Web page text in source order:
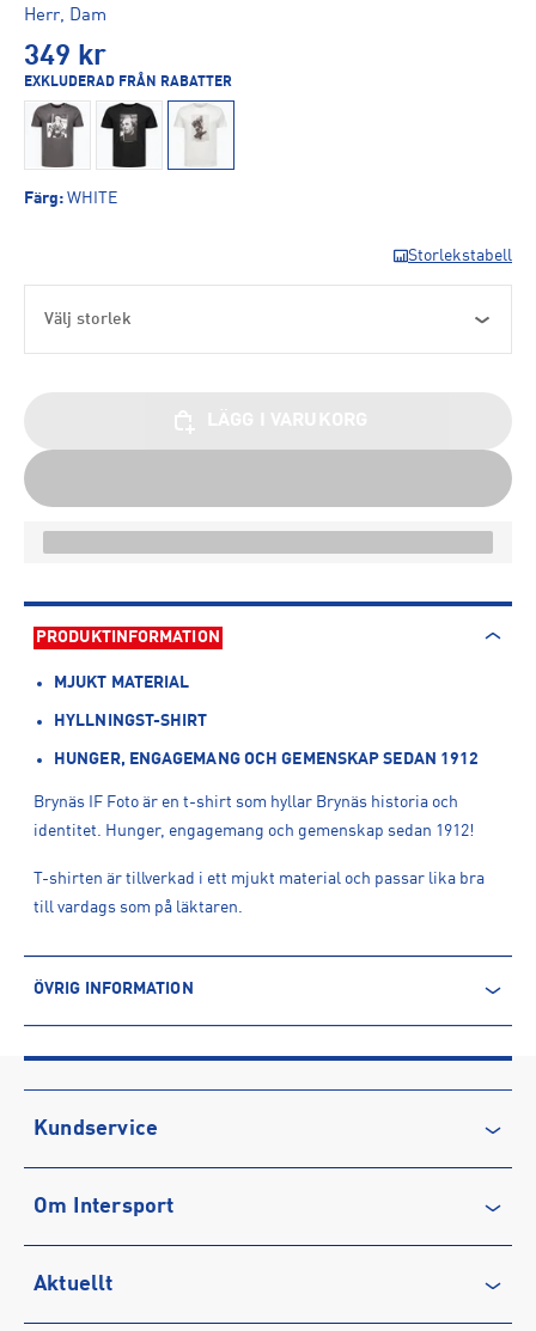
Herr, Dam
349 kr
EXKLUDERAD FRÅN RABATTER
Färg: WHITE
Storlekstabell
Välj storlek
PRODUKTINFORMATION
MJUKT MATERIAL
HYLLNINGST-SHIRT
HUNGER, ENGAGEMANG OCH GEMENSKAP SEDAN 1912
Brynäs IF Foto är en t-shirt som hyllar Brynäs historia och
identitet. Hunger, engagemang och gemenskap sedan 1912!
T-shirten är tillverkad i ett mjukt material och passar lika bra
till vardags som på läktaren.
ÖVRIG INFORMATION
Produktnummer: 1681149
Leverantörens produktnummer: C19823
Artikelnummer: 168114901-WHITE
Tillverkare:Craft of Scandinavia
Kontakt tillverkare
Kundservice
Vanliga frågor & svar
Köpvillkor
Integritetspolicy
Om Intersport
Karriär på INTERSPORT
Aktuellt